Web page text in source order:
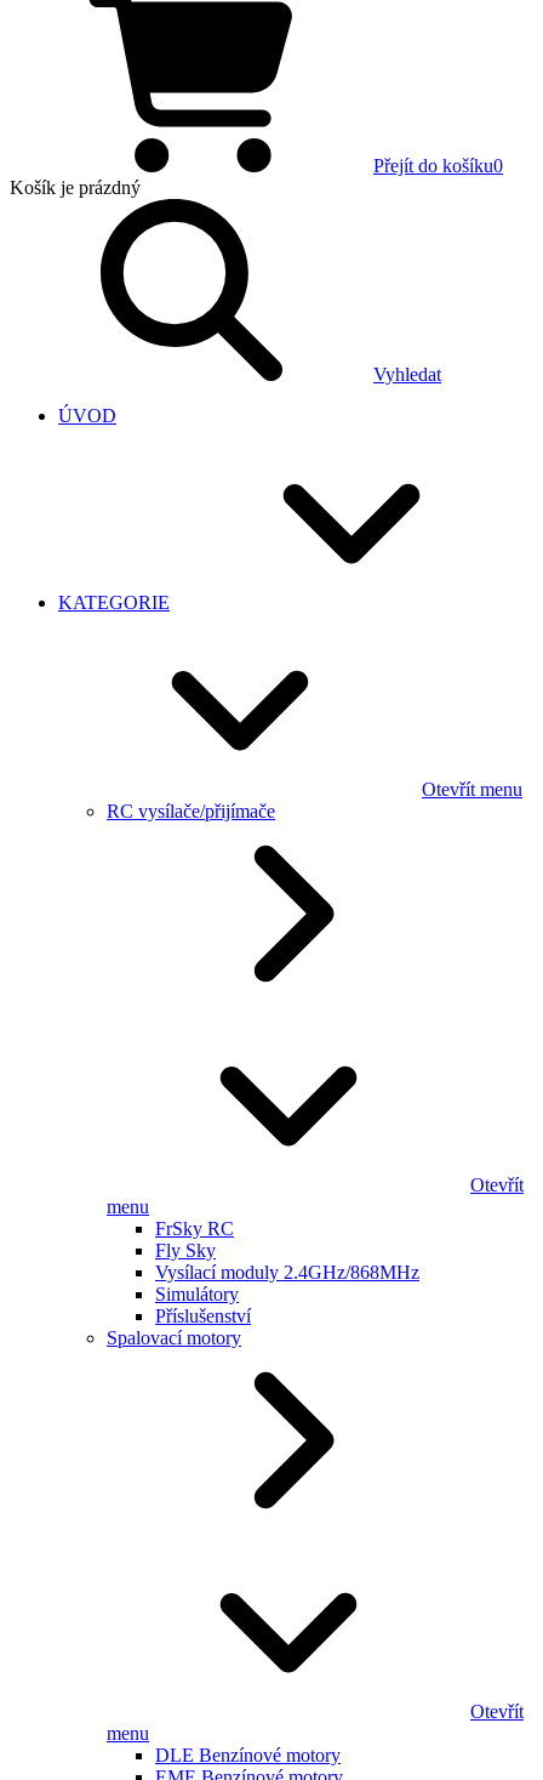
Přejít do košíku0
Košík je prázdný
Vyhledat
ÚVOD
KATEGORIE
Otevřít menu
RC vysílače/přijímače
Otevřít
menu
FrSky RC
Fly Sky
Vysílací moduly 2.4GHz/868MHz
Simulátory
Příslušenství
Spalovací motory
Otevřít
menu
DLE Benzínové motory